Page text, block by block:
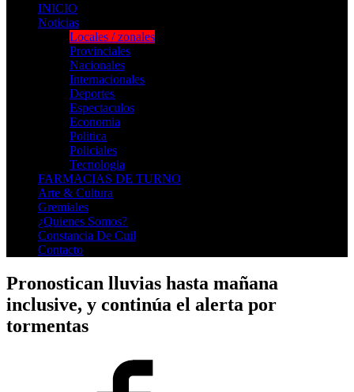
INICIO
Noticias
Locales / zonales
Provinciales
Nacionales
Internacionales
Deportes
Espectaculos
Economia
Politica
Policiales
Tecnologia
FARMACIAS DE TURNO
Arte & Cultura
Gremiales
¿Quienes Somos?
Constancia De Cuil
Contacto
Pronostican lluvias hasta mañana
inclusive, y continúa el alerta por
tormentas